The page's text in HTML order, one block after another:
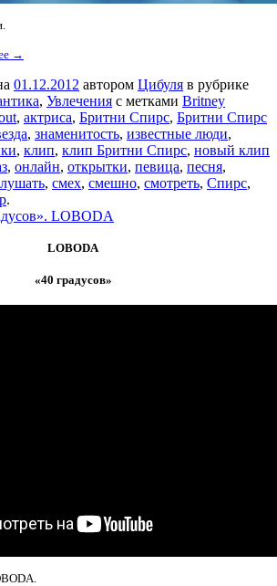
→
01.12.2012 автором Цибуля в рубрике
, Увлечения с метками Britney
, актриса, Бритни Спирс, Бритни Спирс
, знаменитость, известные люди,
, клип, клип Бритни Спирс, новый клип
, онлайн, открытки, певица, песня,
, смех, смешно, смотреть, Спирс,
.
LOBODA
LOBODA
«40 градусов»